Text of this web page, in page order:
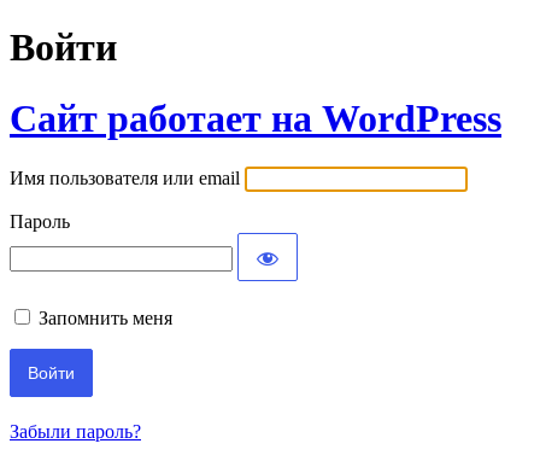
Войти
Сайт работает на WordPress
Имя пользователя или email
Пароль
Запомнить меня
Забыли пароль?